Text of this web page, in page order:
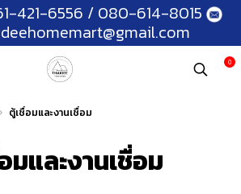
421-6556 / 080-614-8015
0
ตู้เชื่อมและงานเชื่อม
มและงานเชื่อม